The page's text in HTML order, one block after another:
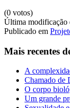
(0 votos)
Última modificação
Publicado em
Mais recentes
A
Chamado de
O corpo
Um grande